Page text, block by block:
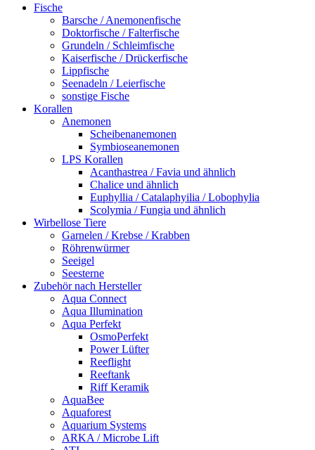
Fische
Barsche / Anemonenfische
Doktorfische / Falterfische
Grundeln / Schleimfische
Kaiserfische / Drückerfische
Lippfische
Seenadeln / Leierfische
sonstige Fische
Korallen
Anemonen
Scheibenanemonen
Symbioseanemonen
LPS Korallen
Acanthastrea / Favia und ähnlich
Chalice und ähnlich
Euphyllia / Catalaphyilia / Lobophylia
Scolymia / Fungia und ähnlich
Wirbellose Tiere
Garnelen / Krebse / Krabben
Röhrenwürmer
Seeigel
Seesterne
Zubehör nach Hersteller
Aqua Connect
Aqua Illumination
Aqua Perfekt
OsmoPerfekt
Power Lüfter
Reeflight
Reeftank
Riff Keramik
AquaBee
Aquaforest
Aquarium Systems
ARKA / Microbe Lift